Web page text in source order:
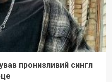
пронизливий сингл